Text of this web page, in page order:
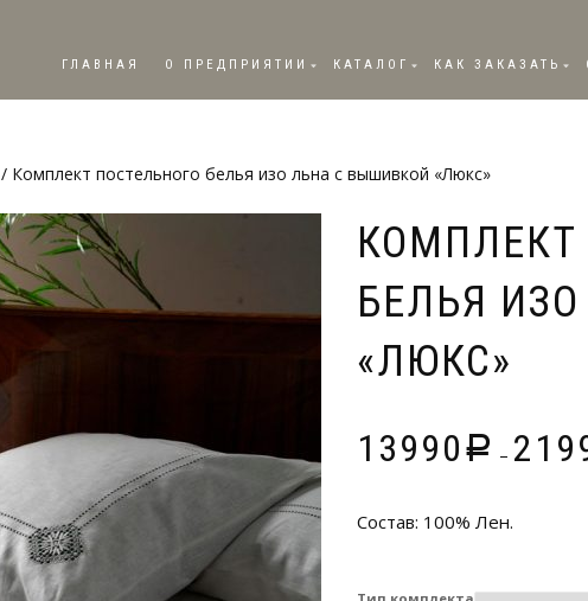
ГЛАВНАЯ О ПРЕДПРИЯТИИ КАТАЛОГ КАК ЗАКАЗАТЬ
/ Комплект постельного белья изо льна с вышивкой «Люкс»
КОМПЛЕКТ
БЕЛЬЯ
«ЛЮКС»
13990 Р –
Состав: 100% Лен.